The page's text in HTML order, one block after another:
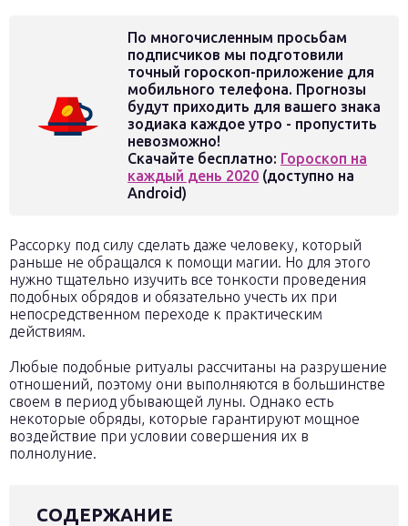
По многочисленным просьбам
подписчиков мы подготовили
точный гороскоп-приложение для
мобильного телефона. Прогнозы
будут приходить для вашего знака
зодиака каждое утро - пропустить
невозможно!
Скачайте бесплатно: Гороскоп на
каждый день 2020 (доступно на
Android)
Рассорку под силу сделать даже человеку, который
раньше не обращался к помощи магии. Но для этого
нужно тщательно изучить все тонкости проведения
подобных обрядов и обязательно учесть их при
непосредственном переходе к практическим
действиям.
Любые подобные ритуалы рассчитаны на разрушение
отношений, поэтому они выполняются в большинстве
своем в период убывающей луны. Однако есть
некоторые обряды, которые гарантируют мощное
воздействие при условии совершения их в
полнолуние.
СОДЕРЖАНИЕ